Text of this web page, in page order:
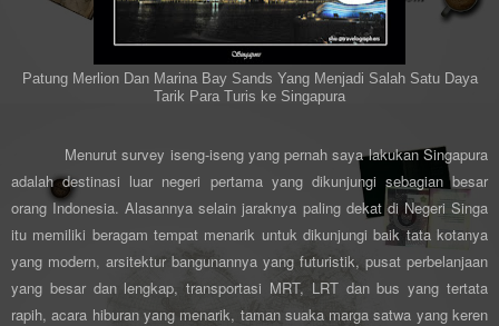
Patung Merlion Dan Marina Bay Sands Yang Menjadi Salah Satu Daya
Tarik Para Turis ke Singapura
Menurut survey iseng-iseng yang pernah saya lakukan Singapura
adalah destinasi luar negeri pertama yang dikunjungi sebagian besar
orang Indonesia. Alasannya selain jaraknya paling dekat di Negeri Singa
itu memiliki beragam tempat menarik untuk dikunjungi baik tata kotanya
yang modern, arsitektur bangunannya yang futuristik, pusat perbelanjaan
yang besar dan lengkap, transportasi MRT, LRT dan bus yang tertata
rapih, acara hiburan yang menarik, taman suaka marga satwa yang keren